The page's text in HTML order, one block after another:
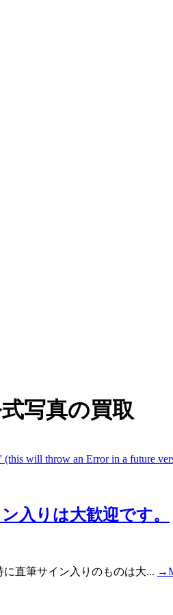
写真の買取
(this will throw an Error in a future
入りは大歓迎です。
直筆サイン入りのものは大...